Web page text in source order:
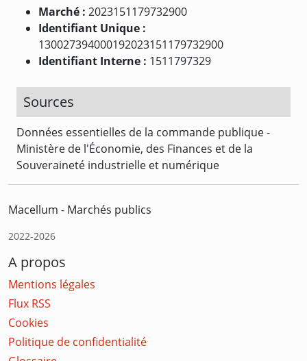
Marché : 2023151179732900
Identifiant Unique :
130027394000192023151179732900
Identifiant Interne : 1511797329
Sources
Données essentielles de la commande publique -
Ministère de l'Économie, des Finances et de la
Souveraineté industrielle et numérique
Macellum - Marchés publics
2022-2026
A propos
Mentions légales
Flux RSS
Cookies
Politique de confidentialité